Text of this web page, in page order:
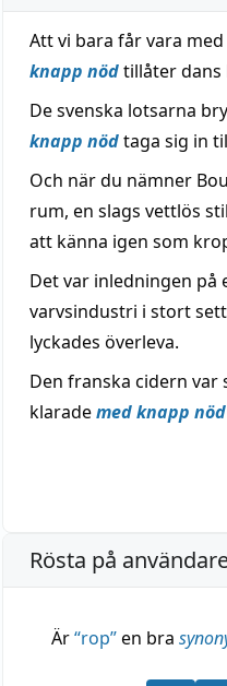
Att vi bara får vara
knapp nödtillåter dans
De svenska lotsarna
knapp nödtaga sig in
Och när du nämner
rum, en slags vettlös
att känna igen som
Det var inledningen
varvsindustri i stort
lyckades överleva.
Den franska cidern
klarademed knapp nöd
Rösta på
Är“rop”en bra